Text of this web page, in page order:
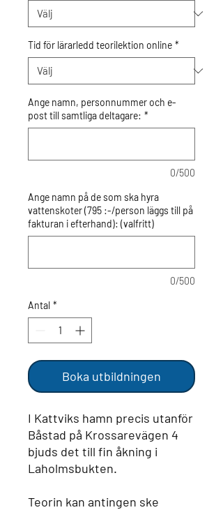
Tid för lärarledd teorilektion online *
Ange namn, personnummer och e-
post till samtliga deltagare: *
0/500
Ange namn på de som ska hyra
vattenskoter (795 :-/person läggs till på
fakturan i efterhand): (valfritt)
0/500
Antal *
Boka utbildningen
I Kattviks hamn precis utanför
Båstad på Krossarevägen 4
bjuds det till fin åkning i
Laholmsbukten.
Teorin kan antingen ske